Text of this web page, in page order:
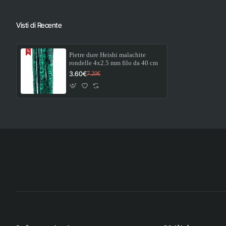
Visti di Recente
Pietre dure Heishi malachite
rondelle 4x2.5 mm filo da 40 cm
3.60€7.20€